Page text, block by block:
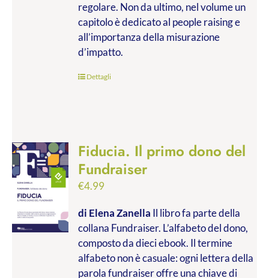
regolare. Non da ultimo, nel volume un
capitolo è dedicato al people raising e
all’importanza della misurazione
d’impatto.
Dettagli
Fiducia. Il primo dono del
Fundraiser
€4.99
di Elena Zanella Il libro fa parte della
collana Fundraiser. L’alfabeto del dono,
composto da dieci ebook. Il termine
alfabeto non è casuale: ogni lettera della
parola fundraiser offre una chiave di